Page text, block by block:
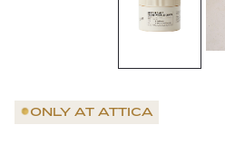
ONLY AT ATTICA